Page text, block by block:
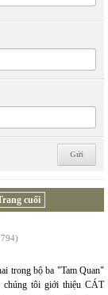
cuối
trong bộ ba "Tam Quan"
chúng tôi giới thiệu CÁT